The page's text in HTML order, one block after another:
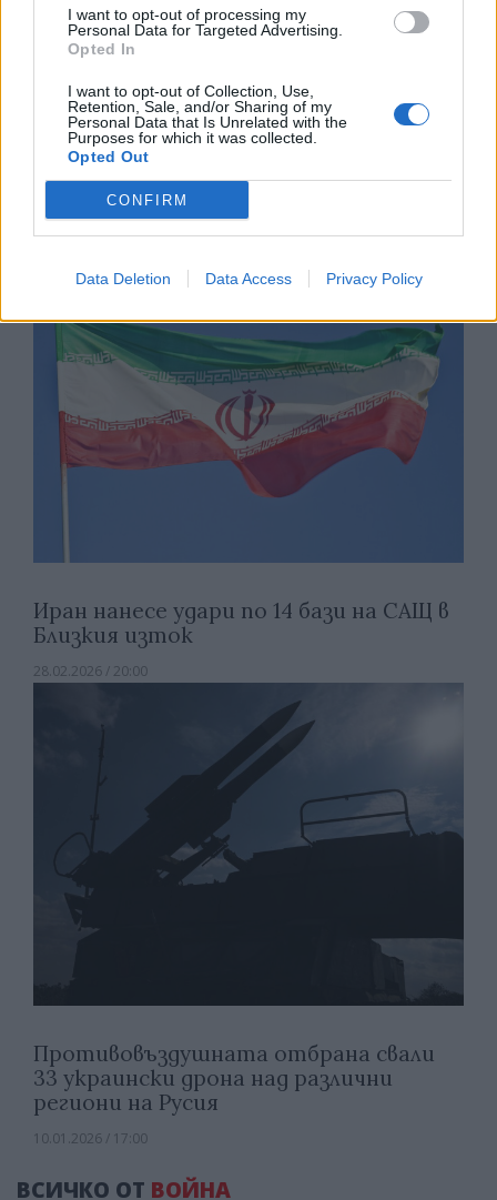
I want to opt-out of processing my
Personal Data for Targeted Advertising.
Opted In
I want to opt-out of Collection, Use,
Retention, Sale, and/or Sharing of my
Personal Data that Is Unrelated with the
Purposes for which it was collected.
Opted Out
CONFIRM
Data Deletion Data Access Privacy Policy
Израел: Всеки нов ирански лидер ще се
превърне в цел за ликвидиране
Иран нанесе удари по 14 бази на САЩ в
Близкия изток
28.02.2026 / 20:00
Противовъздушната отбрана свали
33 украински дрона над различни
региони на Русия
10.01.2026 / 17:00
ВСИЧКО ОТ ВОЙНА